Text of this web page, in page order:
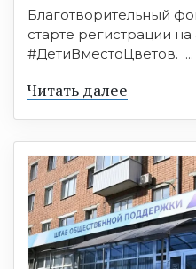
Благотворительный
старте регистрации
#ДетиВместоЦветов. ...
Читать далее